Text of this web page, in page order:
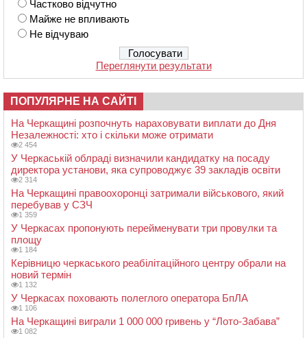
Частково відчутно
Майже не впливають
Не відчуваю
Переглянути результати
ПОПУЛЯРНЕ НА САЙТІ
На Черкащині розпочнуть нараховувати виплати до Дня
Незалежності: хто і скільки може отримати
2 454
У Черкаській облраді визначили кандидатку на посаду
директора установи, яка супроводжує 39 закладів освіти
2 314
На Черкащині правоохоронці затримали військового, який
перебував у СЗЧ
1 359
У Черкасах пропонують перейменувати три провулки та
площу
1 184
Керівницю черкаського реабілітаційного центру обрали на
новий термін
1 132
У Черкасах поховають полеглого оператора БпЛА
1 106
На Черкащині виграли 1 000 000 гривень у “Лото-Забава”
1 082